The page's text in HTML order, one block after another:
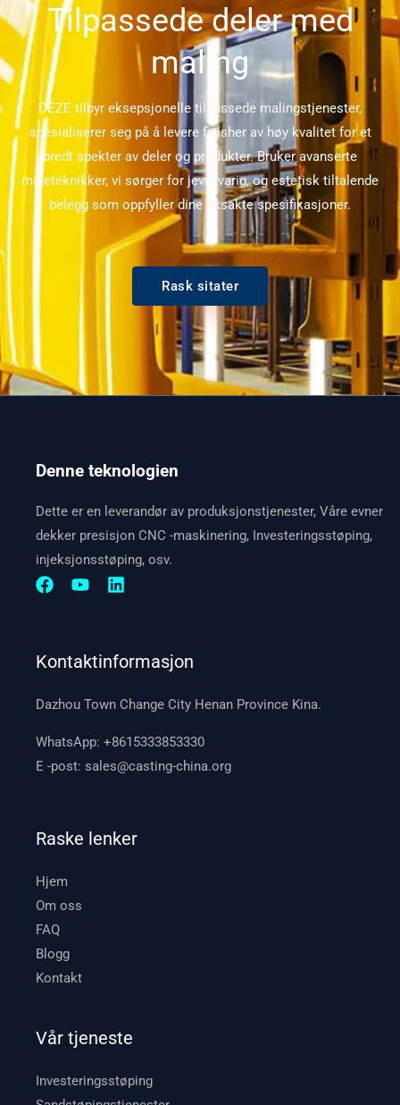
Tilpassede deler med
maling
DEZE tilbyr eksepsjonelle tilpassede malingstjenester,
spesialiserer seg på å levere finisher av høy kvalitet for et
bredt spekter av deler og produkter. Bruker avanserte
maleteknikker, vi sørger for jevn, varig, og estetisk tiltalende
belegg som oppfyller dine eksakte spesifikasjoner.
Rask sitater
Denne teknologien
Dette er en leverandør av produksjonstjenester, Våre evner
dekker presisjon CNC -maskinering, Investeringsstøping,
injeksjonsstøping, osv.
Kontaktinformasjon
Dazhou Town Change City Henan Province Kina.
WhatsApp:+8615333853330
E -post:sales@casting-china.org
Raske lenker
Hjem
Om oss
FAQ
Blogg
Kontakt
Vår tjeneste
Investeringsstøping